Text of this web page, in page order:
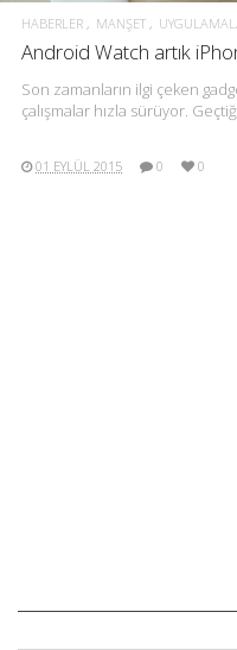
HABERLER MANŞET
Android Watch artık
Son zamanların ilgi çeken
çalışmalar hızla sürüyor.
01 EYLÜL 2015 0 0